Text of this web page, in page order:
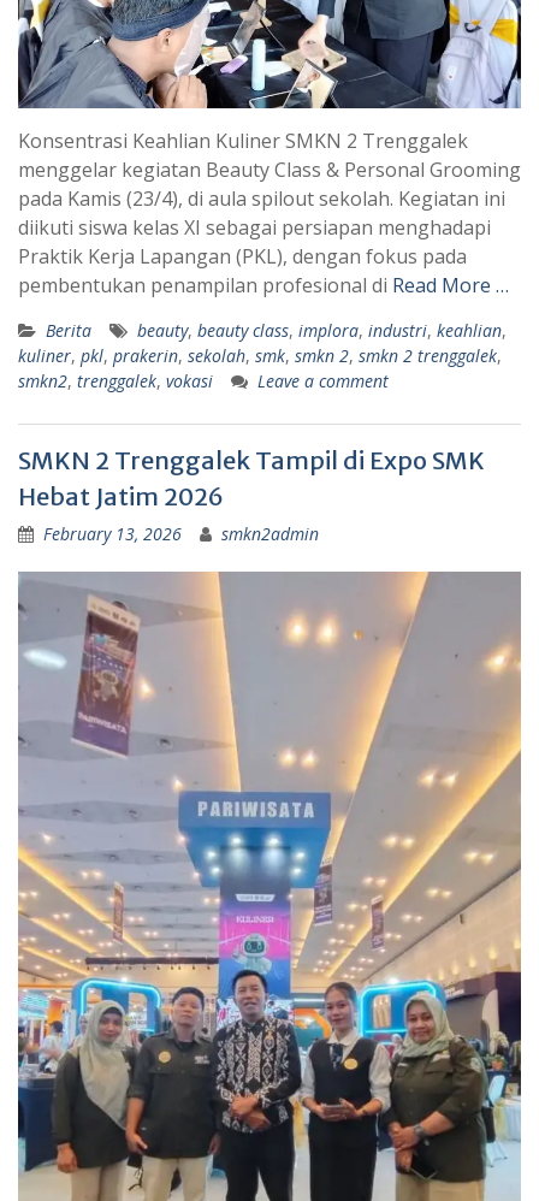
Konsentrasi Keahlian Kuliner SMKN 2 Trenggalek
menggelar kegiatan Beauty Class & Personal Grooming
pada Kamis (23/4), di aula spilout sekolah. Kegiatan ini
diikuti siswa kelas XI sebagai persiapan menghadapi
Praktik Kerja Lapangan (PKL), dengan fokus pada
pembentukan penampilan profesional di Read More …
Berita beauty, beauty class, implora, industri, keahlian,
kuliner, pkl, prakerin, sekolah, smk, smkn 2, smkn 2 trenggalek,
smkn2, trenggalek, vokasi Leave a comment
SMKN 2 Trenggalek Tampil di Expo SMK
Hebat Jatim 2026
February 13, 2026 smkn2admin